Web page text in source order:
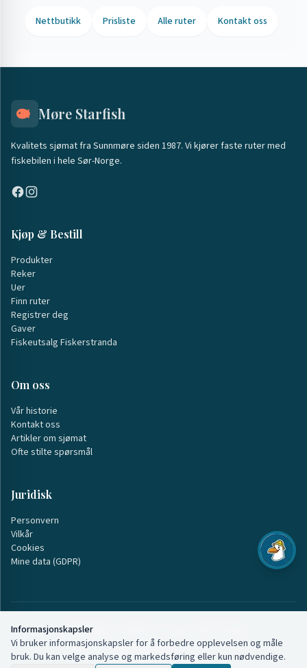
Nettbutikk Prisliste Alle ruter Kontakt oss
Møre Starfish
Kvalitets sjømat fra Sunnmøre siden 1987. Vi kjører faste ruter med
fiskebilen i hele Sør-Norge.
Kjøp & Bestill
Produkter
Reker
Uer
Finn ruter
Registrer deg
Gaver
Fiskeutsalg Fiskerstranda
Om oss
Vår historie
Kontakt oss
Artikler om sjømat
Ofte stilte spørsmål
Juridisk
Personvern
Vilkår
Cookies
Mine data (GDPR)
©2026Møre Starfish AS · Org.nr: 928 103 005
Svingen 7, 6036 Mauseidvåg ·Tlf: 402 00 911
Fiskebilen er på veien
Informasjonskapsler
Vi bruker informasjonskapsler for å forbedre opplevelsen og måle
bruk. Du kan velge analyse og markedsføring eller kun nødvendige.